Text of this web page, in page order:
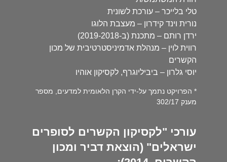
טלי בלייכר – עורכת לשונית
נורית וינד קידרון – מעצבת הלוגו
ירדן רותם – מתכנת (ב-2019-2018)
רווית לוין – מנהלת אדמיניסטרטיבית של מכון
הקשרים
יוסי גלרון – ביביליוגרף, לקסיקון אוהיו
* הפרויקט נתמך על-ידי הקרן הלאומית למדעים, מספר
מענק 302/17
עורכי "לקסיקון הקשרים לסופרים
ישראלים" (הוצאת דביר ומכון